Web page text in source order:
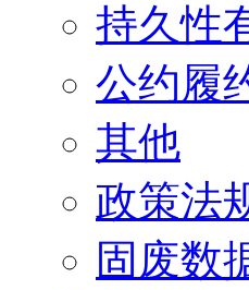
持久性
公约履
其他
政策法
固废数